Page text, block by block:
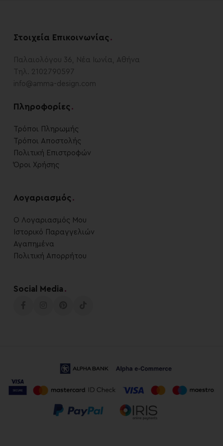
Στοιχεία Επικοινωνίας .
Παλαιολόγου 36, Νέα Ιωνία, Αθήνα
Τηλ. 2102790597
info@amma-design.com
Πληροφορίες .
Τρόποι Πληρωμής
Τρόποι Αποστολής
Πολιτική Επιστροφών
Όροι Χρήσης
Λογαριασμός .
Ο Λογαριασμός Μου
Ιστορικό Παραγγελιών
Αγαπημένα
Πολιτική Απορρήτου
Social Media .